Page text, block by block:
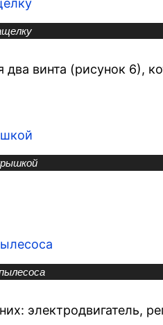
винта (рисунок 6),
электродвигатель,